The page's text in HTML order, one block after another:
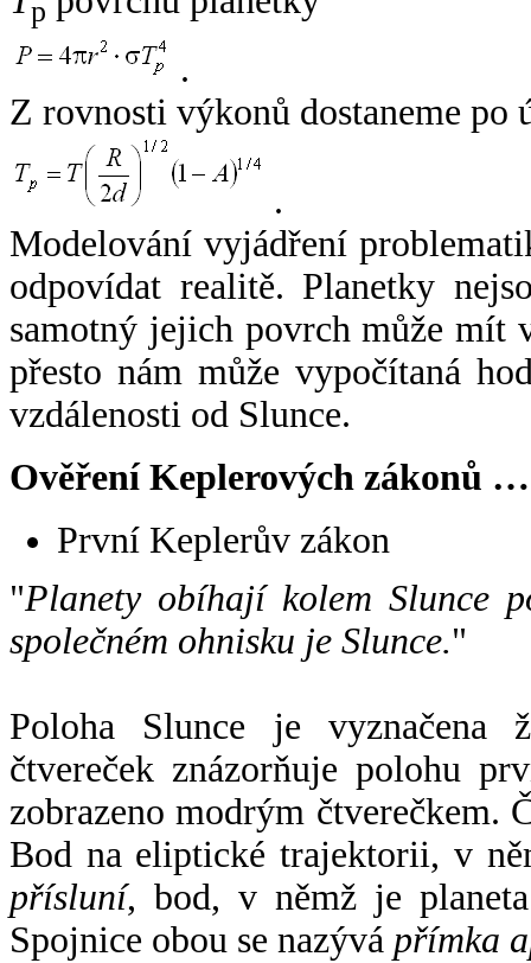
p
.
Z rovnosti výkonů dostaneme po
.
Modelování vyjádření
odpovídat realitě. Planetky
samotný jejich povrch může mít
přesto nám může vypočítaná
vzdálenosti od Slunce.
Ověření Keplerových zákonů …
První Keplerův zákon
"Planety obíhají kolem Slunce
společném ohnisku je Slunce."
Poloha Slunce je vyznačena
čtvereček znázorňuje polohu
zobrazeno modrým čtverečkem.
Bod na eliptické trajektorii, v
přísluní, bod, v němž je
Spojnice obou se nazývá přímka